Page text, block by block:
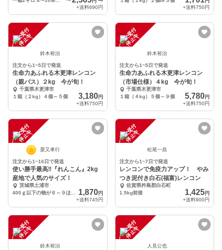
+送料690円
+送料750円
注
文
受
付
停
止
中
鈴木裕治
注文から1~5日で発送
生命力あふれる木更津レンコン
（親バス）２kg 今が旬！
千葉県木更津市
１箱（２kg）４個～５個
3,180円
+送料750円
注
文
受
付
停
止
中
鈴木裕治
注文から1~5日で発送
生命力あふれる木更津レンコン
（市場仕様）４kg 今が旬！
千葉県木更津市
１箱（４kg）５個～９個
5,780円
+送料750円
注
文
受
付
停
止
中
栗又孝行
注文から1~16日で発送
使い勝手最高‼️『れんこん』2kg
産地で人気のサイズ！
茨城県土浦市
1,870円
+送料745円
注
文
受
付
停
止
中
松尾一昌
注文から1~7日で発送
レンコンで免疫力アップ！ やみ
つき泥付き白石(福富)レンコン
佐賀県杵島郡白石町
1.5kg前後
1,425円
+送料900円
注
文
受
付
停
止
中
鈴木裕治
注
文
受
付
停
止
中
人見公也